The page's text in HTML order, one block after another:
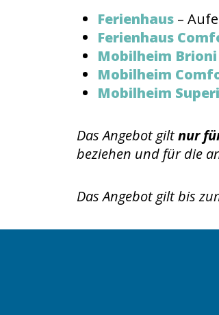
Ferienhaus –
Ferienhaus
Mobilheim Brioni
Mobilheim
Mobilheim
Das Angebot giltnur
beziehen und für die
Das Angebot gilt bis